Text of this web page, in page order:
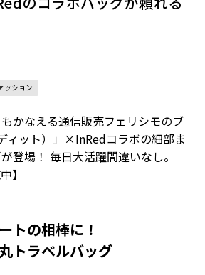
ッション
かなえる通信販売フェリシモのブ
ィット）」×InRedコラボの細部ま
登場！ 毎日大活躍間違いなし。
】
トの相棒に！
トラベルバッグ